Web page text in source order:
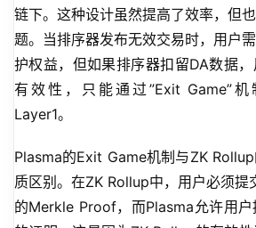
链下。这种设计虽然提高了效率，但
题。当排序器发布无效交易时，用户
护权益，但如果排序器扣留DA数据
有效性，只能通过”Exit Game”
Layer1。
Plasma的Exit Game机制与ZK
质区别。在ZK Rollup中，用户必须
的Merkle Proof，而Plasma允许用